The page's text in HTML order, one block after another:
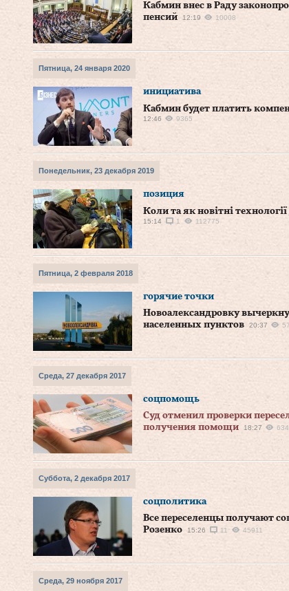
Кабмин внес в Раду
пенсий
12:19 10008
Пятница, 24 января 2020
инициатива
Кабмин будет платить
12:46 9365
Понедельник, 23 декабря 2019
позиция
Коли та як новітні
15:14 1 112775
Пятница, 2 февраля 2018
горячие точки
Новоалександровку
населенных пунктов
20:37
Среда, 27 декабря 2017
соцпомощь
Суд отменил проверки
получения помощи
18:27
Суббота, 2 декабря 2017
соцполитика
Все переселенцы получают
Розенко
15:26 11 45911
Среда, 29 ноября 2017